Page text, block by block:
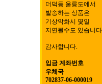
더덕등 울릉도에서
발송하는 상품은
기상악화시 몇일
지연될수도 있습니
감사합니다.
입금 계좌번호
우체국
702837-06-000019